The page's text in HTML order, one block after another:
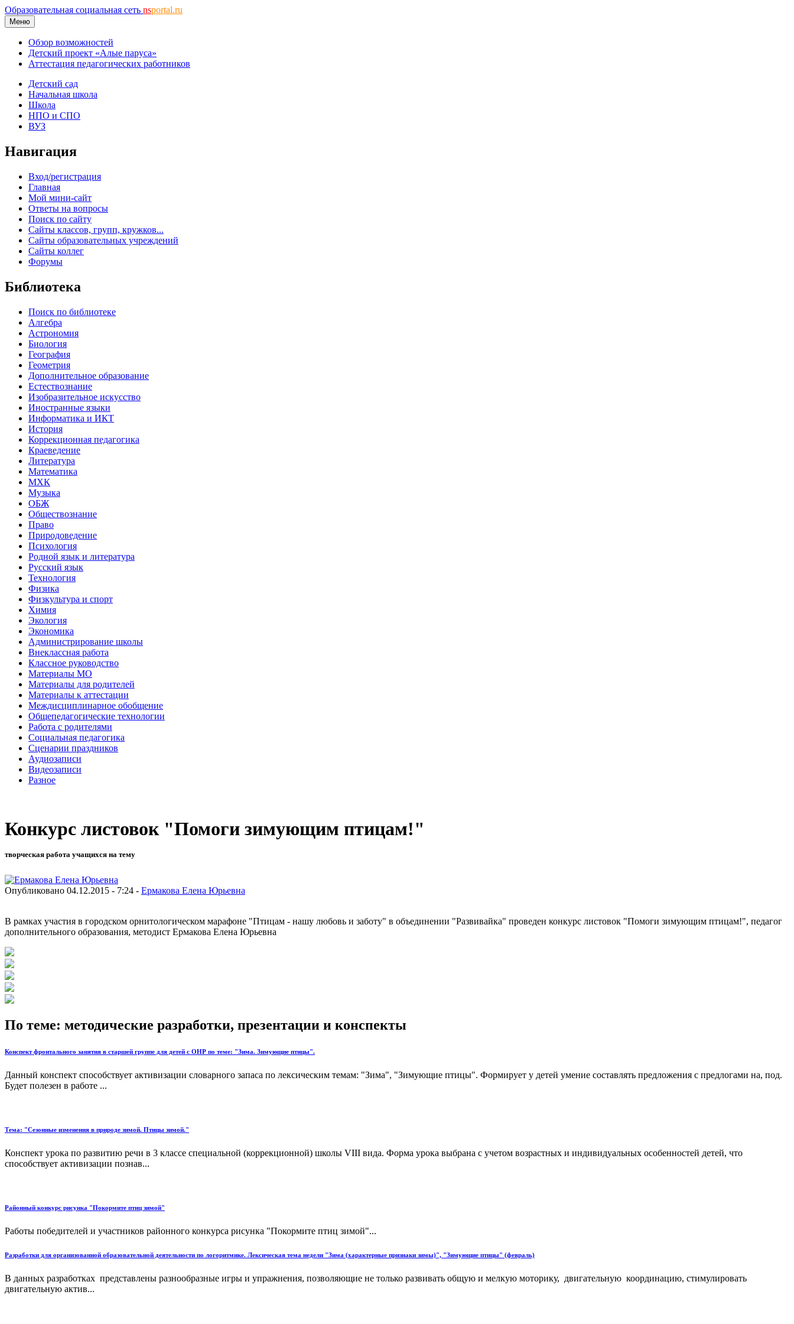
Образовательная социальная сеть nsportal.ru
Меню
Обзор возможностей
Детский проект «Алые паруса»
Аттестация педагогических работников
Детский сад
Начальная школа
Школа
НПО и СПО
ВУЗ
Навигация
Вход/регистрация
Главная
Мой мини-сайт
Ответы на вопросы
Поиск по сайту
Сайты классов, групп, кружков...
Сайты образовательных учреждений
Сайты коллег
Форумы
Библиотека
Поиск по библиотеке
Алгебра
Астрономия
Биология
География
Геометрия
Дополнительное образование
Естествознание
Изобразительное искусство
Иностранные языки
Информатика и ИКТ
История
Коррекционная педагогика
Краеведение
Литература
Математика
МХК
Музыка
ОБЖ
Обществознание
Право
Природоведение
Психология
Родной язык и литература
Русский язык
Технология
Физика
Физкультура и спорт
Химия
Экология
Экономика
Администрирование школы
Внеклассная работа
Классное руководство
Материалы МО
Материалы для родителей
Материалы к аттестации
Междисциплинарное обобщение
Общепедагогические технологии
Работа с родителями
Социальная педагогика
Сценарии праздников
Аудиозаписи
Видеозаписи
Разное
Конкурс листовок "Помоги зимующим птицам!"
творческая работа учащихся на тему
Опубликовано 04.12.2015 - 7:24 - Ермакова Елена Юрьевна
В рамках участия в городском орнитологическом марафоне "Птицам - нашу любовь и заботу" в объединении "Развивайка" проведен конкурс листовок "Помоги зимующим птицам!", педагог
дополнительного образования, методист Ермакова Елена Юрьевна
По теме: методические разработки, презентации и конспекты
Конспект фронтального занятия в старшей группе для детей с ОНР по теме: "Зима. Зимующие птицы".
Данный конспект способствует активизации словарного запаса по лексическим темам: "Зима", "Зимующие птицы". Формирует у детей умение составлять предложения с предлогами на, под.
Будет полезен в работе ...
Тема: "Сезонные изменения в природе зимой. Птицы зимой."
Конспект урока по развитию речи в 3 классе специальной (коррекционной) школы VIII вида. Форма урока выбрана с учетом возрастных и индивидуальных особенностей детей, что
способствует активизации познав...
Районный конкурс рисунка "Покормите птиц зимой"
Работы победителей и участников районного конкурса рисунка "Покормите птиц зимой"...
Разработки для организованной образовательной деятельности по логоритмике. Лексическая тема недели "Зима (характерные признаки зимы)", "Зимующие птицы" (февраль)
В данных разработках представлены разнообразные игры и упражнения, позволяющие не только развивать общую и мелкую моторику, двигательную координацию, стимулировать
двигательную актив...